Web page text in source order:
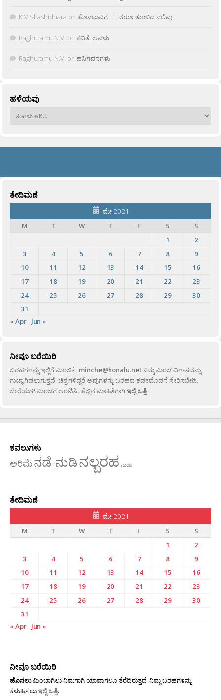
K.V Shashidhara on ಹೊನಲುವಿಗೆ 11 ವರುಶ ತುಂಬಿದ ನಲಿವು
Raghuramu N.V. on ಕವಿತೆ: ಅವಳು
Raghuramu N.V. on ಹನಿಗವನಗಳು
ಹಳೆಯವು
ಹಳೆಯವು
ತೇದಿಮಣೆ
ಮೇ 2021
M
T W T F S
S
1
2
3
4 5 6 7 8
9
10
11 12 13 14 15
16
17
18 19 20 21 22
23
24
25 26 27 28 29
30
31
« Apr Jun »
ನೀವೂ ಬರೆಯಿರಿ
ಬರಹಗಳನ್ನು ಇಲ್ಲಿಗೆ ಮಿಂಚಿಸಿ: minche@honalu.netನಿಮ್ಮ ಮಿಂಚೆ ವಿಳಾಸವನ್ನು
ಗುಟ್ಟಾಗಿಡಲಾಗುತ್ತದೆ. ಚಿತ್ರಗಳಿದ್ದರೆ ಅವುಗಳನ್ನು ಬರಹದ ಕಡತದೊಡನೆ ಸೇರಿಸಬೇಡಿ,
ಬೇರೆಯಾಗಿ ಮಿಂಚೆಗೆ ಅಂಟಿಸಿ. ಹೆಚ್ಚಿನ ಮಾಹಿತಿಗಾಗಿಇಲ್ಲಿ ಒತ್ತಿ
ಕವಲುಗಳು
ಅರಿಮೆನಡೆ-ನುಡಿನಲ್ಬರಹ ನಾಡು
ತೇದಿಮಣೆ
ಮೇ 2021
M
T W T F S
S
1
2
3
4 5 6 7 8
9
10
11 12 13 14 15
16
17
18 19 20 21 22
23
24
25 26 27 28 29
30
31
« Apr Jun »
ನೀವೂ ಬರೆಯಿರಿ
ಹೊನಲುಮಿಂಬಾಗಿಲು ನಿಮಗಾಗಿ ಯಾವಾಗಲೂ ತೆರೆದಿರುತ್ತದೆ. ನಿಮ್ಮ ಬರಹಗಳನ್ನು
ಕಳುಹಿಸಲುಇಲ್ಲಿ ಒತ್ತಿ.